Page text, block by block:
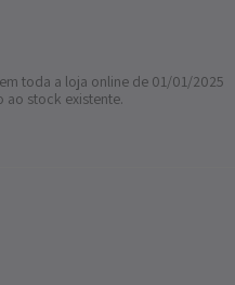
toda a loja online de 01/01/2025
ao stock existente.